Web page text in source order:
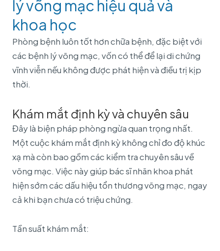
lý võng mạc hiệu quả và
khoa học
Phòng bệnh luôn tốt hơn chữa bệnh, đặc biệt với
các bệnh lý võng mạc, vốn có thể để lại di chứng
vĩnh viễn nếu không được phát hiện và điều trị kịp
thời.
Khám mắt định kỳ và chuyên sâu
Đây là biện pháp phòng ngừa quan trọng nhất.
Một cuộc khám mắt định kỳ không chỉ đo độ khúc
xạ mà còn bao gồm các kiểm tra chuyên sâu về
võng mạc. Việc này giúp bác sĩ nhãn khoa phát
hiện sớm các dấu hiệu tổn thương võng mạc, ngay
cả khi bạn chưa có triệu chứng.
Tần suất khám mắt: